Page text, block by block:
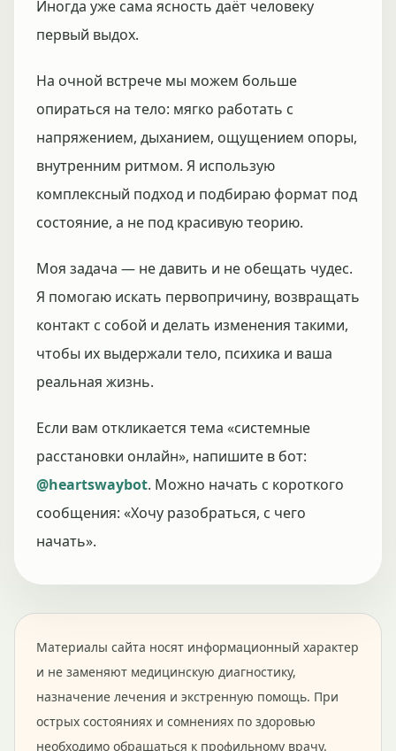
Иногда уже сама ясность даёт человеку
первый выдох.
На очной встрече мы можем больше
опираться на тело: мягко работать с
напряжением, дыханием, ощущением опоры,
внутренним ритмом. Я использую
комплексный подход и подбираю формат под
состояние, а не под красивую теорию.
Моя задача — не давить и не обещать чудес.
Я помогаю искать первопричину, возвращать
контакт с собой и делать изменения такими,
чтобы их выдержали тело, психика и ваша
реальная жизнь.
Если вам откликается тема «системные
расстановки онлайн», напишите в бот:
@heartswaybot. Можно начать с короткого
сообщения: «Хочу разобраться, с чего
начать».
Материалы сайта носят информационный характер
и не заменяют медицинскую диагностику,
назначение лечения и экстренную помощь. При
острых состояниях и сомнениях по здоровью
необходимо обращаться к профильному врачу.